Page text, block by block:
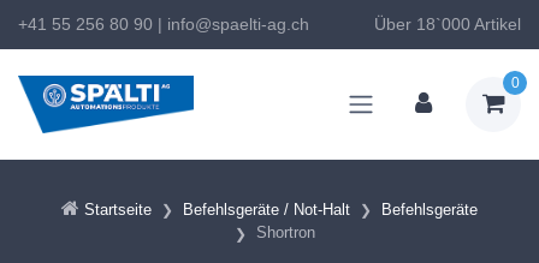
+41 55 256 80 90 | info@spaelti-ag.ch Über 18`000 Artikel
0
Startseite Befehlsgeräte / Not-Halt
Befehlsgeräte
Shortron